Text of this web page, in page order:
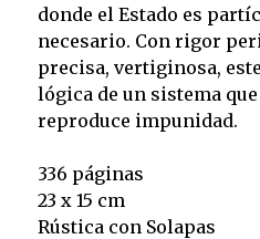
donde el Estado es
necesario. Con rigor
precisa, vertiginosa,
lógica de un sistema
reproduce impunidad.
336 páginas
23 x 15 cm
Rústica con Solapas